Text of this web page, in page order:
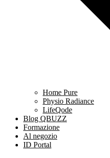
Home Pure
Physio Radiance
LifeQode
Blog QBUZZ
Formazione
Al negozio
ID Portal